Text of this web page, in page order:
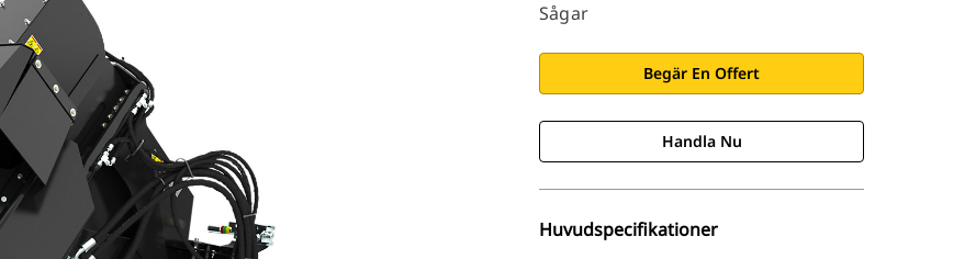
Sågar
Begär En Offert
Handla Nu
Huvudspecifikationer